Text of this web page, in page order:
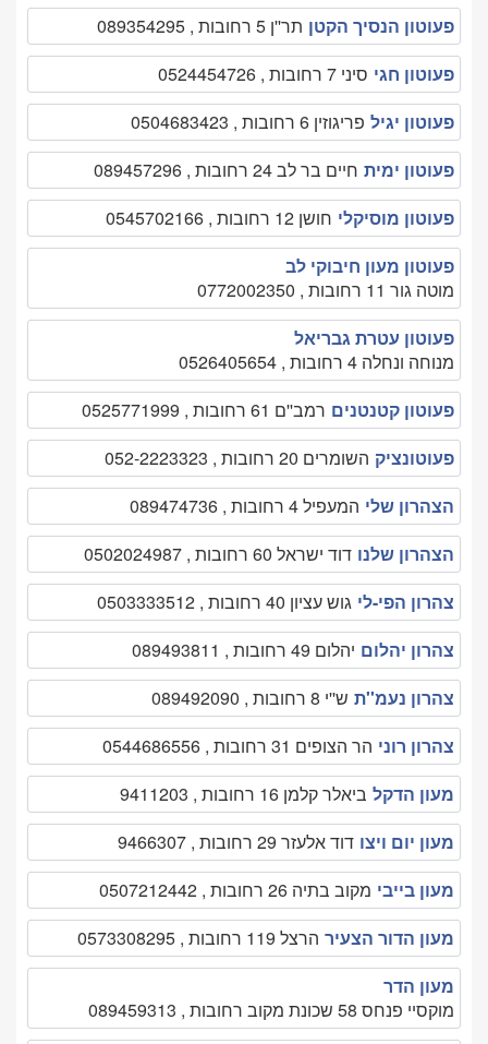
פעוטון הנסיך הקטן תר''ן 5 רחובות , 089354295
פעוטון חגי סיני 7 רחובות , 0524454726
פעוטון יגיל פריגוזין 6 רחובות , 0504683423
פעוטון ימית חיים בר לב 24 רחובות , 089457296
פעוטון מוסיקלי חושן 12 רחובות , 0545702166
פעוטון מעון חיבוקי לב
מוטה גור 11 רחובות , 0772002350
פעוטון עטרת גבריאל
מנוחה ונחלה 4 רחובות , 0526405654
פעוטון קטנטנים רמב''ם 61 רחובות , 0525771999
פעוטונציק השומרים 20 רחובות , 052-2223323
הצהרון שלי המעפיל 4 רחובות , 089474736
הצהרון שלנו דוד ישראל 60 רחובות , 0502024987
צהרון הפי-לי גוש עציון 40 רחובות , 0503333512
צהרון יהלום יהלום 49 רחובות , 089493811
צהרון נעמ''ת ש''י 8 רחובות , 089492090
צהרון רוני הר הצופים 31 רחובות , 0544686556
מעון הדקל ביאלר קלמן 16 רחובות , 9411203
מעון יום ויצו דוד אלעזר 29 רחובות , 9466307
מעון בייבי מקוב בתיה 26 רחובות , 0507212442
מעון הדור הצעיר הרצל 119 רחובות , 0573308295
מעון הדר
מוקסיי פנחס 58 שכונת מקוב רחובות , 089459313